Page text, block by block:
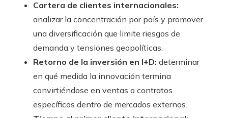
Cartera de clientes internacionales:
analizar la concentración por país y promover
una diversificación que limite riesgos de
demanda y tensiones geopolíticas.
Retorno de la inversión en I+D: determinar
en qué medida la innovación termina
convirtiéndose en ventas o contratos
específicos dentro de mercados externos.